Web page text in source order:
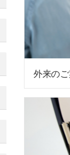
外来の